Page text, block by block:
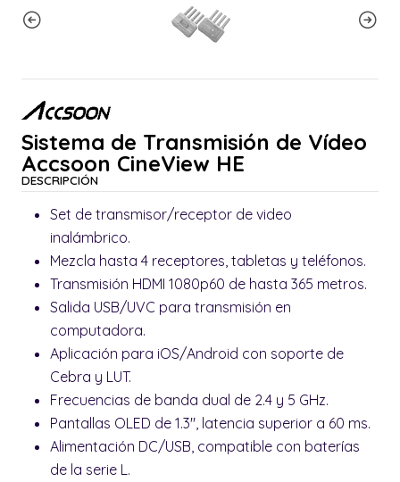
Sistema de Transmisión de Vídeo
Accsoon CineView HE
DESCRIPCIÓN
Set de transmisor/receptor de video
inalámbrico.
Mezcla hasta 4 receptores, tabletas y teléfonos.
Transmisión HDMI 1080p60 de hasta 365 metros.
Salida USB/UVC para transmisión en
computadora.
Aplicación para iOS/Android con soporte de
Cebra y LUT.
Frecuencias de banda dual de 2.4 y 5 GHz.
Pantallas OLED de 1.3", latencia superior a 60 ms.
Alimentación DC/USB, compatible con baterías
de la serie L.